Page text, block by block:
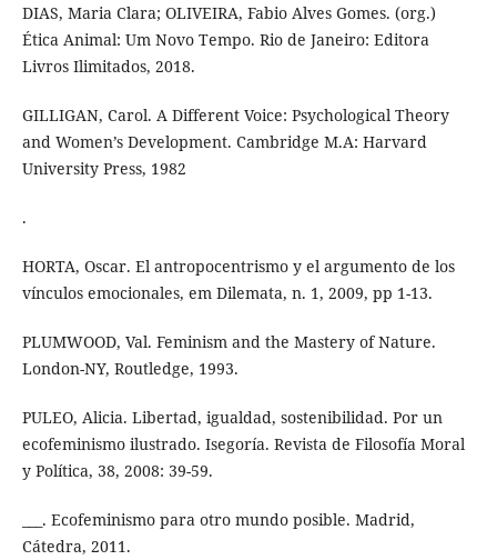
DIAS, Maria Clara; OLIVEIRA, Fabio Alves Gomes. (org.)
Ética Animal: Um Novo Tempo. Rio de Janeiro: Editora
Livros Ilimitados, 2018.
GILLIGAN, Carol. A Different Voice: Psychological Theory
and Women’s Development. Cambridge M.A: Harvard
University Press, 1982
.
HORTA, Oscar. El antropocentrismo y el argumento de los
vínculos emocionales, em Dilemata, n. 1, 2009, pp 1-13.
PLUMWOOD, Val. Feminism and the Mastery of Nature.
London-NY, Routledge, 1993.
PULEO, Alicia. Libertad, igualdad, sostenibilidad. Por un
ecofeminismo ilustrado. Isegoría. Revista de Filosofía Moral
y Política, 38, 2008: 39-59.
___. Ecofeminismo para otro mundo posible. Madrid,
Cátedra, 2011.